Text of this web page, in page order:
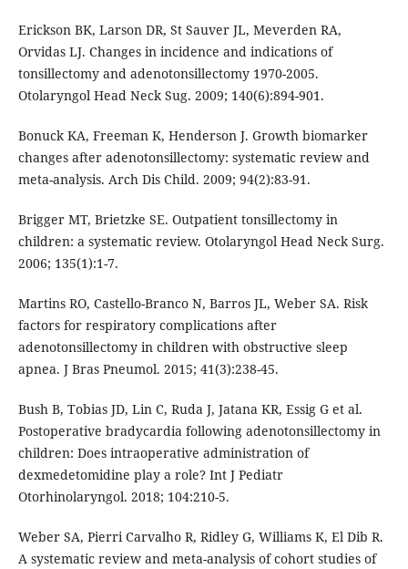
Erickson BK, Larson DR, St Sauver JL, Meverden RA,
Orvidas LJ. Changes in incidence and indications of
tonsillectomy and adenotonsillectomy 1970-2005.
Otolaryngol Head Neck Sug. 2009; 140(6):894-901.
Bonuck KA, Freeman K, Henderson J. Growth biomarker
changes after adenotonsillectomy: systematic review and
meta-analysis. Arch Dis Child. 2009; 94(2):83-91.
Brigger MT, Brietzke SE. Outpatient tonsillectomy in
children: a systematic review. Otolaryngol Head Neck Surg.
2006; 135(1):1-7.
Martins RO, Castello-Branco N, Barros JL, Weber SA. Risk
factors for respiratory complications after
adenotonsillectomy in children with obstructive sleep
apnea. J Bras Pneumol. 2015; 41(3):238-45.
Bush B, Tobias JD, Lin C, Ruda J, Jatana KR, Essig G et al.
Postoperative bradycardia following adenotonsillectomy in
children: Does intraoperative administration of
dexmedetomidine play a role? Int J Pediatr
Otorhinolaryngol. 2018; 104:210-5.
Weber SA, Pierri Carvalho R, Ridley G, Williams K, El Dib R.
A systematic review and meta-analysis of cohort studies of